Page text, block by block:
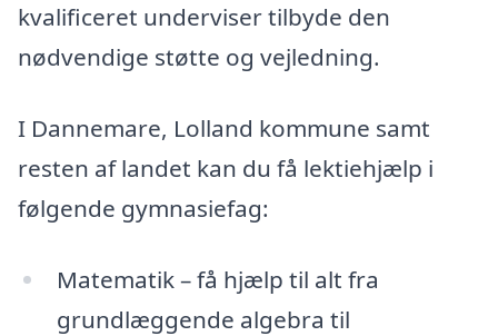
kvalificeret underviser tilbyde den
nødvendige støtte og vejledning.
I Dannemare, Lolland kommune samt
resten af landet kan du få lektiehjælp i
følgende gymnasiefag:
Matematik – få hjælp til alt fra
grundlæggende algebra til